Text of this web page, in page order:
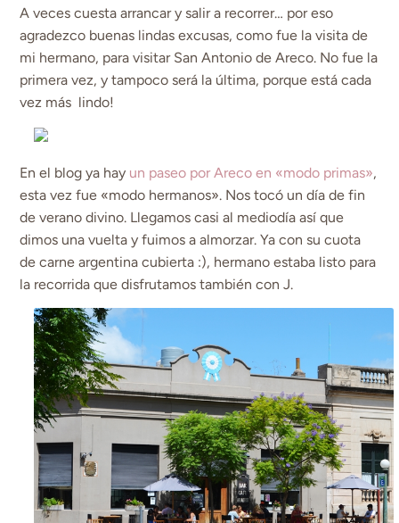
A veces cuesta arrancar y salir a recorrer… por eso
agradezco buenas lindas excusas, como fue la visita de
mi hermano, para visitar San Antonio de Areco. No fue la
primera vez, y tampoco será la última, porque está cada
vez más lindo!
En el blog ya hay un paseo por Areco en «modo primas»,
esta vez fue «modo hermanos». Nos tocó un día de fin
de verano divino. Llegamos casi al mediodía así que
dimos una vuelta y fuimos a almorzar. Ya con su cuota
de carne argentina cubierta :), hermano estaba listo para
la recorrida que disfrutamos también con J.